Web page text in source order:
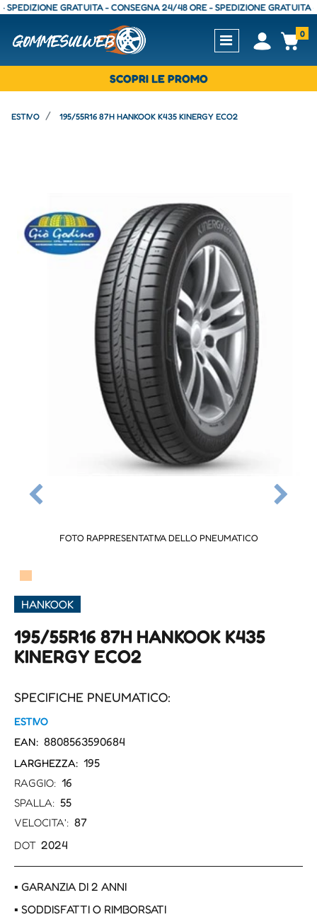
GRATUITA - CONSEGNA 24/48 ORE - SPEDIZIONE GRATUITA -
Open0
SCOPRI LE PROMO
ESTIVO 195/55R16 87H HANKOOK K435 KINERGY ECO2
FOTO RAPPRESENTATIVA DELLO PNEUMATICO
▀
HANKOOK
195/55R16 87H HANKOOK K435
KINERGY ECO2
SPECIFICHE PNEUMATICO:
ESTIVO
EAN: 8808563590684
LARGHEZZA: 195
RAGGIO: 16
SPALLA: 55
VELOCITA': 87
DOT 2024
▪ GARANZIA DI 2 ANNI
▪ SODDISFATTI O RIMBORSATI